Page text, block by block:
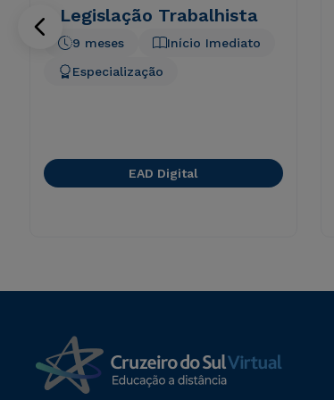
e Legislação Trabalhista
Início Imediato
9 meses
Especialização
EAD Digital